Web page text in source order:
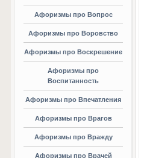
Афоризмы про Вопрос
Афоризмы про Воровство
Афоризмы про Воскрешение
Афоризмы про
Воспитанность
Афоризмы про Впечатления
Афоризмы про Врагов
Афоризмы про Вражду
Афоризмы про Врачей